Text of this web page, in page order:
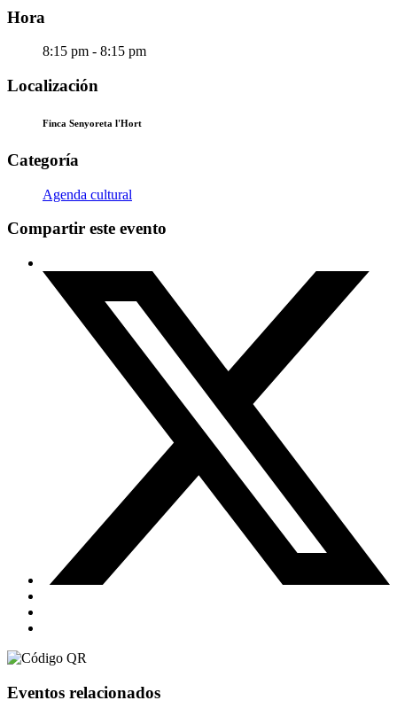
Hora
8:15 pm - 8:15 pm
Localización
Finca Senyoreta l'Hort
Categoría
Agenda cultural
Compartir este evento
Eventos relacionados